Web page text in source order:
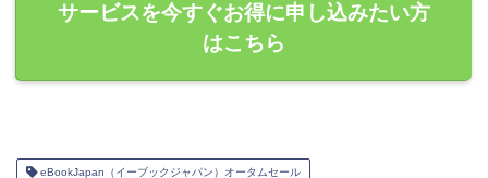
サービスを今すぐお得に申し込みたい方
はこちら
eBookJapan（イーブックジャパン）オータムセール